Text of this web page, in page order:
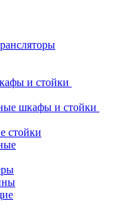
и стойки
шкафы и стойки
стойки